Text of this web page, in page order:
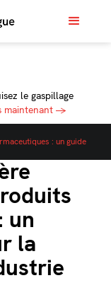
le gaspillage
maintenant →
: un guide
un
la